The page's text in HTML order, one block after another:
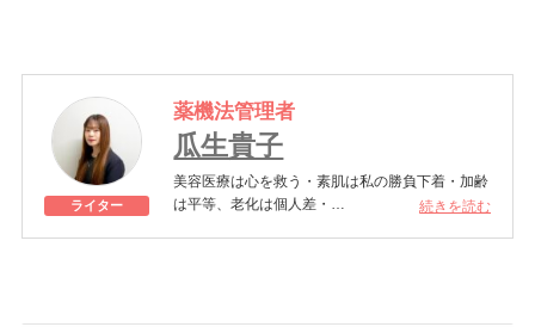
ライター
薬機法管理者
瓜生貴子
美容医療は心を救う・素肌は私の勝負下着・加齢
は平等、老化は個人差・
続きを読む